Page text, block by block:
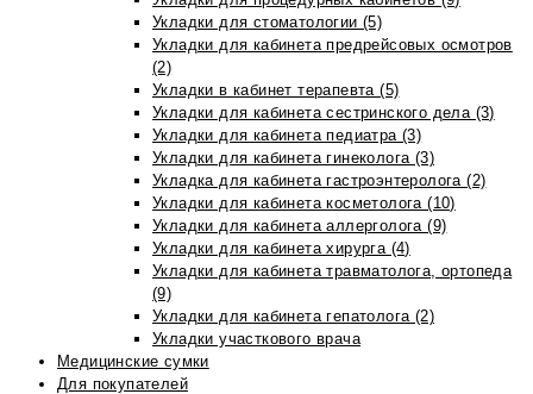
Укладки для стоматологии (5)
Укладки для кабинета предрейсовых осмотров
(2)
Укладки в кабинет терапевта (5)
Укладки для кабинета сестринского дела (3)
Укладки для кабинета педиатра (3)
Укладки для кабинета гинеколога (3)
Укладка для кабинета гастроэнтеролога (2)
Укладки для кабинета косметолога (10)
Укладки для кабинета аллерголога (9)
Укладки для кабинета хирурга (4)
Укладки для кабинета травматолога, ортопеда
(9)
Укладки для кабинета гепатолога (2)
Укладки участкового врача
Медицинские сумки
Для покупателей